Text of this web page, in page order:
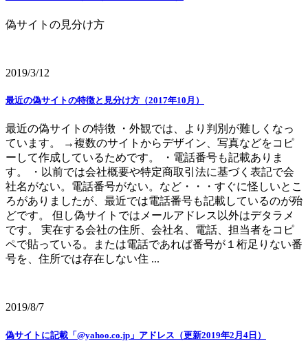
偽サイトの見分け方
2019/3/12
最近の偽サイトの特徴と見分け方（2017年10月）
最近の偽サイトの特徴 ・外観では、より判別が難しくなっ
ています。 →複数のサイトからデザイン、写真などをコピ
ーして作成しているためです。 ・電話番号も記載ありま
す。 ・以前では会社概要や特定商取引法に基づく表記で会
社名がない。電話番号がない。など・・・すぐに怪しいとこ
ろがありましたが、最近では電話番号も記載しているのが殆
どです。 但し偽サイトではメールアドレス以外はデタラメ
です。 実在する会社の住所、会社名、電話、担当者をコピ
ペで貼っている。または電話であれば番号が１桁足りない番
号を、住所では存在しない住 ...
2019/8/7
偽サイトに記載「@yahoo.co.jp」アドレス（更新2019年2月4日）